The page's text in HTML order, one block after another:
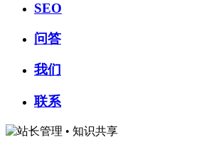
SEO
问答
我们
联系